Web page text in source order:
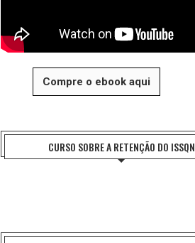
Compre o ebook aqui
CURSO SOBRE A RETENÇÃO DO ISSQN